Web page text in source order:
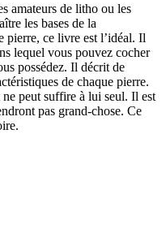
amateurs de litho ou les
les bases de la
pierre, ce livre est l’idéal. Il
lequel vous pouvez cocher
possédez. Il décrit de
de chaque pierre.
peut suffire à lui seul. Il est
pas grand-chose. Ce